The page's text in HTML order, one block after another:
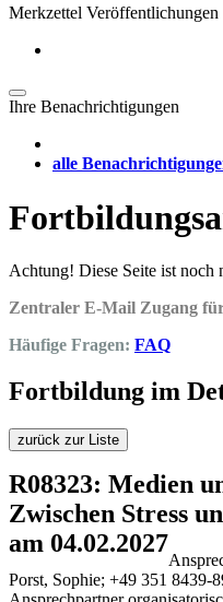
Merkzettel Veröffentlichungen
Ihre Benachrichtigungen
alle
Achtung! Diese Seite ist
Zentraler E-Mail Zugang
Häufige Fragen: FAQ
Fortbildung im
zurück zur Liste
R08323: Medien
Zwischen Stress
am 04.02.2027
Porst, Sophie; +49 351 8439-